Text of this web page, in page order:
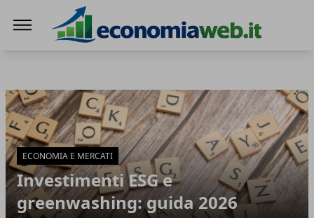
Articoli in Evidenza
ECONOMIA E MERCATI
Investimenti ESG e
greenwashing: guida 2026